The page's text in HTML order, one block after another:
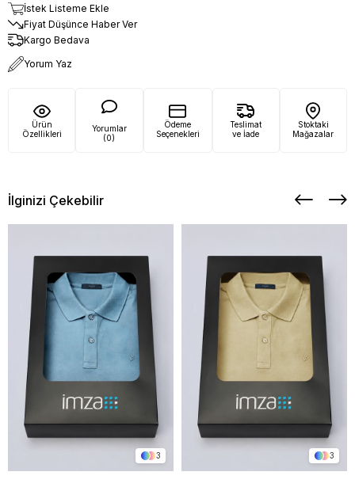
İstek Listeme Ekle
Fiyat Düşünce Haber Ver
Kargo Bedava
Yorum Yaz
Ürün
Özellikleri
Yorumlar
(0)
Ödeme
Seçenekleri
Teslimat
ve İade
Stoktaki
Mağazalar
İlginizi Çekebilir
3 3